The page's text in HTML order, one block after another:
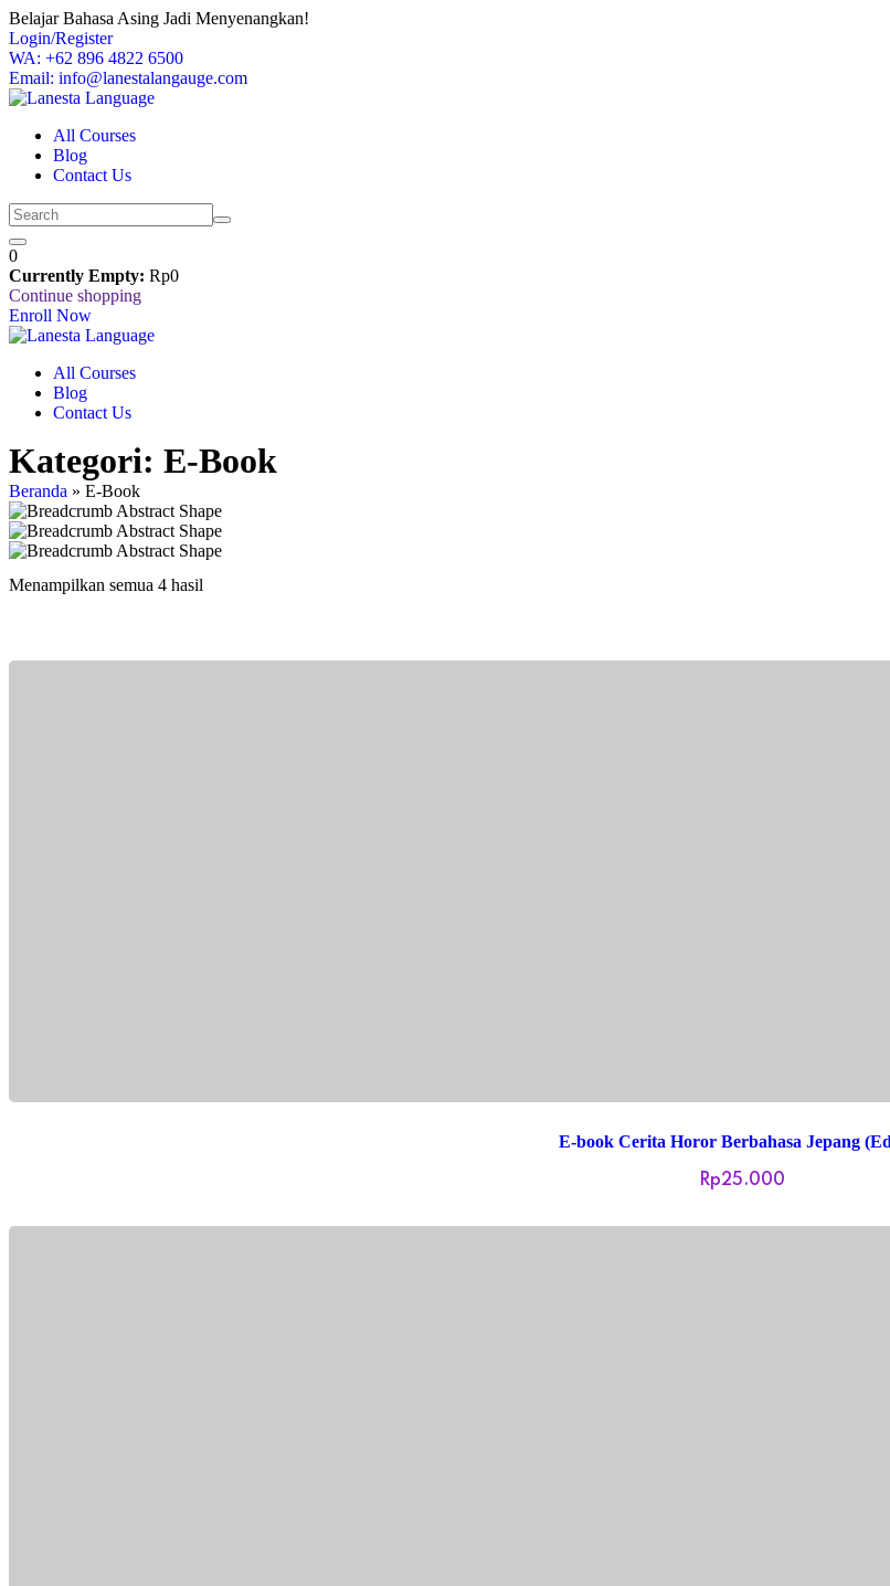
Skip
to
content
Belajar Bahasa Asing Jadi Menyenangkan!
Login/Register
WA: +62 896 4822 6500
Email: info@lanestalangauge.com
All Courses
Blog
Contact Us
0
Currently Empty: Rp0
Continue shopping
Enroll Now
All Courses
Blog
Contact Us
Kategori: E-Book
Beranda » E-Book
Menampilkan semua 4 hasil
E-book Cerita Horor Berbahasa Jepang
Rp25.000